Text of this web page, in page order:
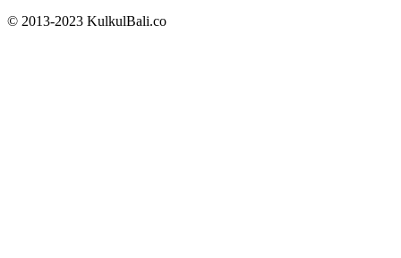
© 2013-2023 KulkulBali.co